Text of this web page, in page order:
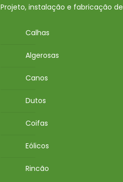
Projeto, instalação e fabricação de
Calhas
Algerosas
Canos
Dutos
Coifas
Eólicos
Rincão